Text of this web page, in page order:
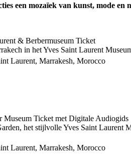
een mozaïek van kunst, mode
& Berbermuseum Ticket
in het Yves Saint Laurent
Laurent, Marrakesh, Morocco
Ticket met Digitale Audiogids
het stijlvolle Yves Saint Laurent
Laurent, Marrakesh, Morocco